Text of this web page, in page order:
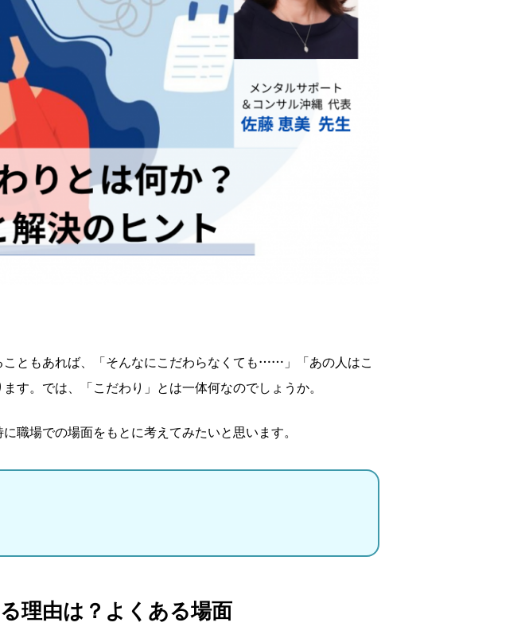
ともあれば、「そんなにこだわらなくても……」「あの人はこ
す。では、「こだわり」とは一体何なのでしょうか。
職場での場面をもとに考えてみたいと思います。
理由は？よくある場面